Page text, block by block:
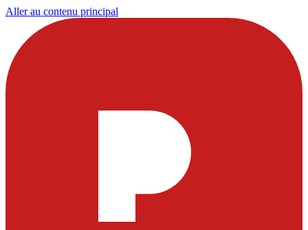
Aller au contenu principal